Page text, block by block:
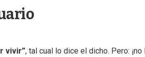
vivir”, tal cual lo dice el dicho. Pero: